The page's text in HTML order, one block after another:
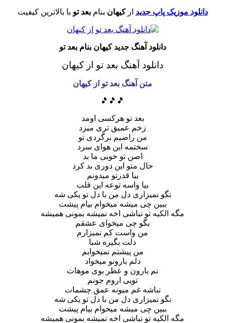
دانلود موزیک پاپ جدید ازکیهان بنامبعد تو با بالاترین کیفیت
دانلود آهنگ جدید کیهان بنام بعد تو
دانلود آهنگ بعد تو از کیهان
متن آهنگ بعد تو از کیهان
🎵🎵🎵
بعد تو هرکسی اومد
زخم عمیق تری میزد
من راضیم برگردی تو
سختمه این هوای سرد
اصن تو خوبی ما بد
حال منو این دوری بد کرد
بیا قدرتو میدونم
بیا واسه توعه این قلب
نگو نمیزاری دل من با دل تو یکی شه
ببین چی میشه میخوام بیام پیشت
مگه الکیه تو نباشی اخه نمیشه بمونی همیشه
بگو چی میخوای عشقم
من واست کم نمیزارم
دلت بگیره شبا
من پیشتم نمیخوابم
دلم بارونو میخواد
نم بارون و عطر بوی موهات
تویی اروم جونم
نباشه غم میونه عمق چشمات
نگو نمیزاری دل من با دل تو یکی شه
ببین چی میشه میخوام بیام پیشت
مگه الکیه تو نباشی اخه نمیشه بمونی همیشه